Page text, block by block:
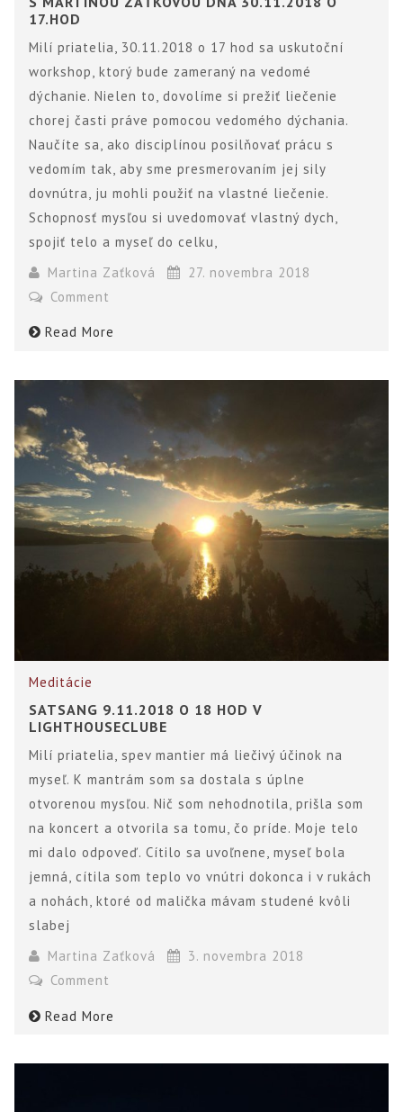
17.HOD
Milí priatelia, 30.11.2018 o 17 hod sa uskutoční
workshop, ktorý bude zameraný na vedomé
dýchanie. Nielen to, dovolíme si prežiť liečenie
chorej časti práve pomocou vedomého dýchania.
Naučíte sa, ako disciplínou posilňovať prácu s
vedomím tak, aby sme presmerovaním jej sily
dovnútra, ju mohli použiť na vlastné liečenie.
Schopnosť mysľou si uvedomovať vlastný dych,
spojiť telo a myseľ do celku,
Martina Zaťková
27. novembra 2018
Comment
Read More
Meditácie
SATSANG 9.11.2018 O 18 HOD V
LIGHTHOUSECLUBE
Milí priatelia, spev mantier má liečivý účinok na
myseľ. K mantrám som sa dostala s úplne
otvorenou mysľou. Nič som nehodnotila, prišla som
na koncert a otvorila sa tomu, čo príde. Moje telo
mi dalo odpoveď. Cítilo sa uvoľnene, myseľ bola
jemná, cítila som teplo vo vnútri dokonca i v rukách
a nohách, ktoré od malička mávam studené kvôli
slabej
Martina Zaťková
3. novembra 2018
Comment
Read More